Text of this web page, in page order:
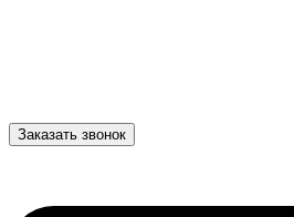
Заказать звонок